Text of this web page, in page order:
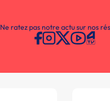
Ne ratez pas notre actu sur nos